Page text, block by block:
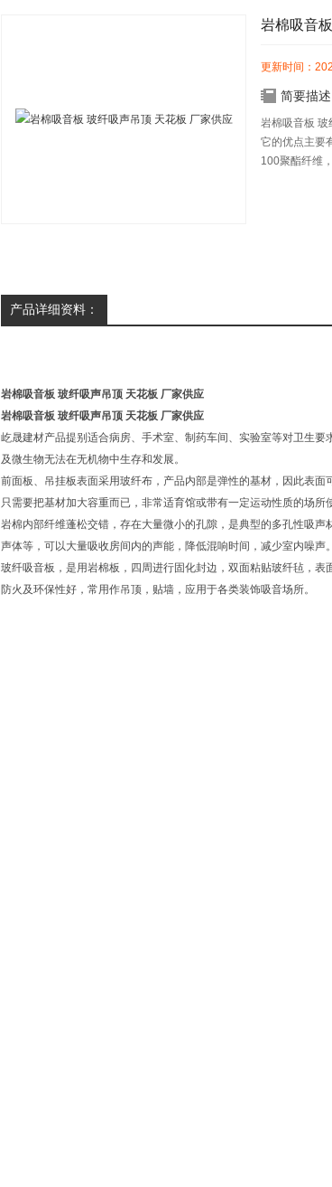
岩棉吸音
更新时间：
简要描述
岩棉吸音板 玻
它的优点主要
100聚酯纤维
产品详细资料：
岩棉吸音板 玻纤吸声吊顶 天花板 厂家供应
岩棉吸音板 玻纤吸声吊顶 天花板 厂家供应
屹晟建材产品提别适合病房、手术室、制药车间、实验室等对卫生
及微生物无法在无机物中生存和发展。
前面板、吊挂板表面采用玻纤布，产品内部是弹性的基材，因此表
只需要把基材加大容重而已，非常适育馆或带有一定运动性质的场所
岩棉内部纤维蓬松交错，存在大量微小的孔隙，是典型的多孔性吸
声体等，可以大量吸收房间内的声能，降低混响时间，减少室内噪声。
玻纤吸音板，是用岩棉板，四周进行固化封边，双面粘贴玻纤毡，
防火及环保性好，常用作吊顶，贴墙，应用于各类装饰吸音场所。